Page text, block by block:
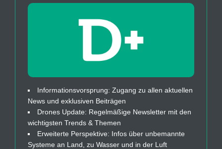
Informationsvorsprung: Zugang zu allen aktuellen
News und exklusiven Beiträgen
Drones Update: Regelmäßige Newsletter mit den
wichtigsten Trends & Themen
Erweiterte Perspektive: Infos über unbemannte
Systeme an Land, zu Wasser und in der Luft